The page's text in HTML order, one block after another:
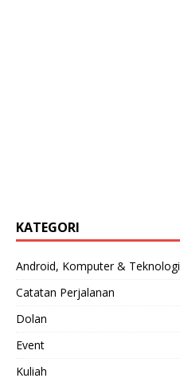
KATEGORI
Android, Komputer & Teknologi
Catatan Perjalanan
Dolan
Event
Kuliah